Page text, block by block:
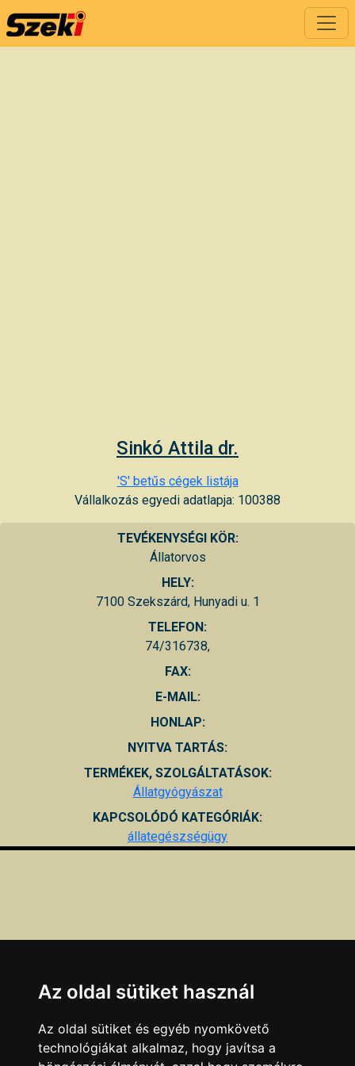
Sinkó Attila dr.
'S' betűs cégek listája
Vállalkozás egyedi adatlapja: 100388
TEVÉKENYSÉGI KÖR:
Állatorvos
HELY:
7100 Szekszárd, Hunyadi u. 1
TELEFON:
74/316738,
FAX:
E-MAIL:
HONLAP:
NYITVA TARTÁS:
TERMÉKEK, SZOLGÁLTATÁSOK:
Állatgyógyászat
KAPCSOLÓDÓ KATEGÓRIÁK:
állategészségügy
Az oldal sütiket használ
Az oldal sütiket és egyéb nyomkövető
technológiákat alkalmaz, hogy javítsa a